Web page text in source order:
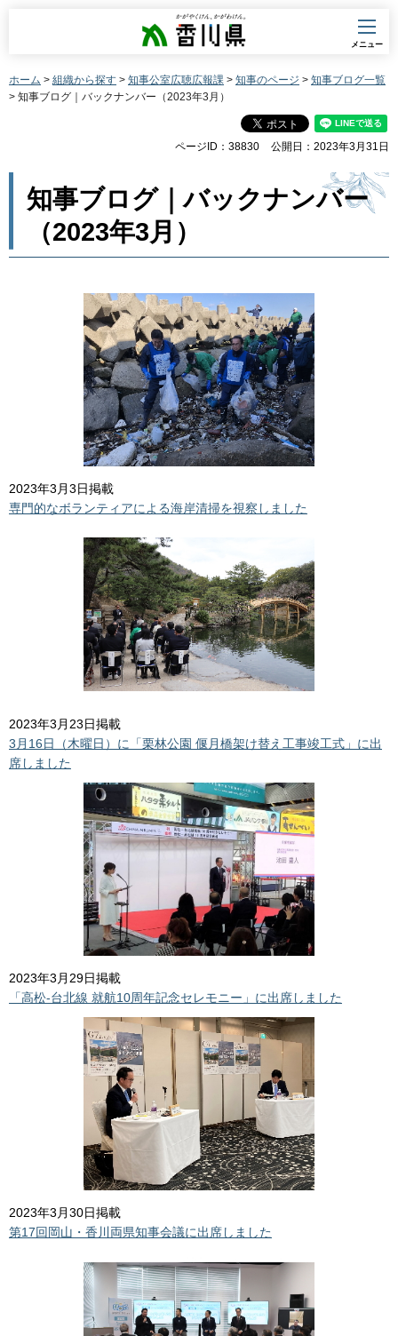
香川県
メニュー
ホーム > 組織から探す > 知事公室広聴広報課 > 知事のページ > 知事ブログ一覧
> 知事ブログ｜バックナンバー（2023年3月）
ページID：38830 公開日：2023年3月31日
知事ブログ｜バックナンバー
（2023年3月）
2023年3月3日掲載
専門的なボランティアによる海岸清掃を視察しました
2023年3月23日掲載
3月16日（木曜日）に「栗林公園 偃月橋架け替え工事竣工式」に出
席しました
2023年3月29日掲載
「高松-台北線 就航10周年記念セレモニー」に出席しました
2023年3月30日掲載
第17回岡山・香川両県知事会議に出席しました